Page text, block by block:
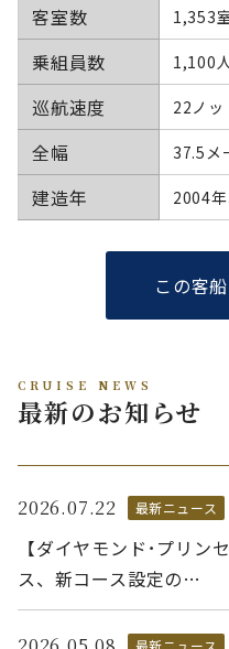
客室数 1,353
乗組員数 1,100人
巡航速度 22ノッ
全幅 37.5メ
建造年 2004
この客
CRUISE NEWS
最新のお知らせ
2026.07.22 最新ニュース
【ダイヤモンド･プリン
ス、新コース設定の…
最新ニュース